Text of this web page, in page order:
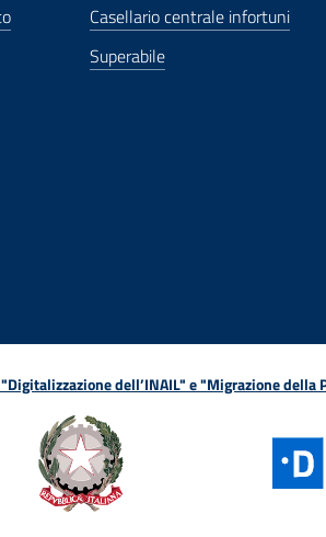
Casellario centrale infortuni
Superabile
dell’INAIL" e "Migrazione della